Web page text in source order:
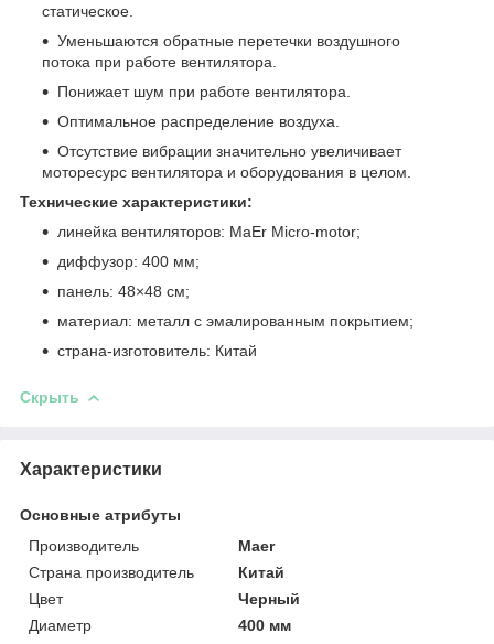
статическое.
Уменьшаются обратные перетечки воздушного
потока при работе вентилятора.
Понижает шум при работе вентилятора.
Оптимальное распределение воздуха.
Отсутствие вибрации значительно увеличивает
моторесурс вентилятора и оборудования в целом.
Технические характеристики:
линейка вентиляторов: MaEr Micro-motor;
диффузор: 400 мм;
панель: 48×48 см;
материал: металл с эмалированным покрытием;
страна-изготовитель: Китай
Скрыть
Характеристики
Основные атрибуты
Производитель
Maer
Страна производитель
Китай
Цвет
Черный
Диаметр
400 мм